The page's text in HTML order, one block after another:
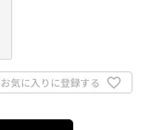
お気に入りに登録する